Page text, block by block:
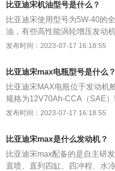
比亚迪宋机油型号是什么？
比亚迪宋使用型号为5W-40的
油，有些高性能涡轮增压发动
可以选择美孚、壳牌、嘉实多
数字表示低温流动性，5W代表
温流动性越好，汽车低温冷启
运动粘度，数值越高越能在高
润滑性能更好。比亚迪宋的机
也好让机油都回流到油底壳；
流出；用专用扳手拧下机油滤
顺时针拧紧即可；将新机油在
到四分之三即可；起动发动机
发布时间：2023-07-17 16:18:55
比亚迪宋max电瓶型号是什么？
比亚迪宋MAX电瓶位于发动机
规格为12V70Ah-CCA（SAE
的状况,应查看端子的腐蚀程度
洗净，并用布擦干。最后在端
发布时间：2023-07-17 16:18:55
比亚迪宋max是什么发动机？
比亚迪宋max配备的是自主研
直喷、直列四缸、四冲程、水